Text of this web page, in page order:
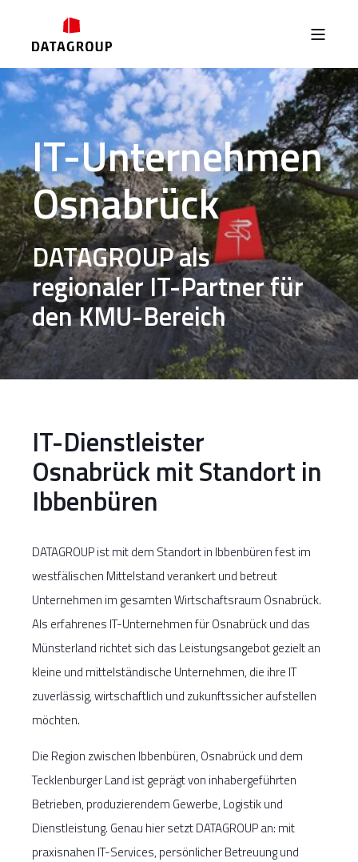
IT-Unternehmen
Osnabrück
DATAGROUP als
regionaler IT-Partner für
denKMU-Bereich
IT-Dienstleister
Osnabrück mit Standort in
Ibbenbüren
DATAGROUP ist mit dem Standort in Ibbenbüren fest im
westfälischen Mittelstand verankert und betreut
Unternehmen im gesamten Wirtschaftsraum Osnabrück.
Als erfahrenes IT-Unternehmen für Osnabrück und das
Münsterland richtet sich das Leistungsangebot gezielt an
kleine und mittelständische Unternehmen, die ihre IT
zuverlässig, wirtschaftlich und zukunftssicher aufstellen
möchten.
Die Region zwischen Ibbenbüren, Osnabrück und dem
Tecklenburger Land ist geprägt von inhabergeführten
Betrieben, produzierendem Gewerbe, Logistik und
Dienstleistung. Genau hier setzt DATAGROUP an: mit
praxisnahen IT-Services, persönlicher Betreuung und